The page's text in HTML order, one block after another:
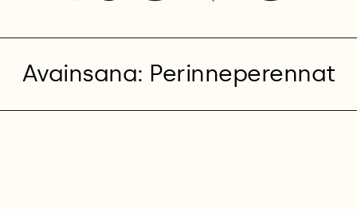
Avainsana: Perinneperennat